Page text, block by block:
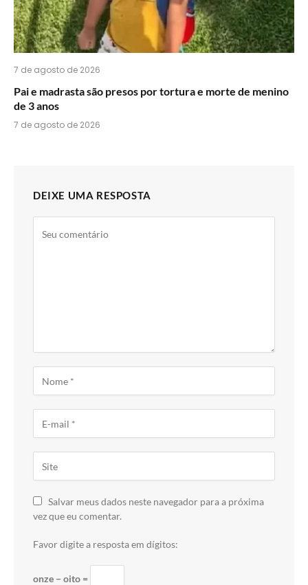
7 de agosto de 2026
Pai e madrasta são presos por tortura e morte de menino
de 3 anos
7 de agosto de 2026
DEIXE UMA RESPOSTA
Salvar meus dados neste navegador para a próxima
vez que eu comentar.
Favor digite a resposta em dígitos:
onze − oito =